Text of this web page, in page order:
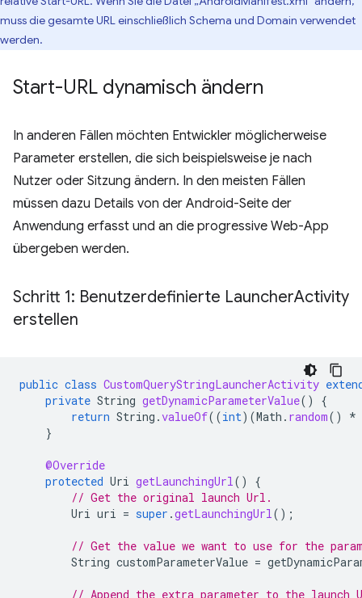
muss die gesamte URL einschließlich Schema und Domain verwendet
werden.
Start-URL dynamisch ändern
In anderen Fällen möchten Entwickler möglicherweise
Parameter erstellen, die sich beispielsweise je nach
Nutzer oder Sitzung ändern. In den meisten Fällen
müssen dazu Details von der Android-Seite der
Anwendung erfasst und an die progressive Web-App
übergeben werden.
Schritt 1: Benutzerdefinierte LauncherActivity
erstellen
public class CustomQueryStringLauncherActivity
private String getDynamicParameterValue()
{
return String .valueOf((int)(Math . random()
*
}
@Override
protected Uri getLaunchingUrl()
{
// Get the original launch Url.
Uri uri = super .getLaunchingUrl();
// Get the value we want to use for the
String customParameterValue =
// Append the extra parameter to the launch